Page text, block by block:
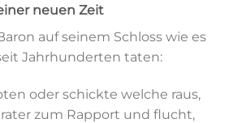
neuen Zeit
auf seinem Schloss wie es
Jahrhunderten taten:
oder schickte welche raus,
zum Rapport und flucht,